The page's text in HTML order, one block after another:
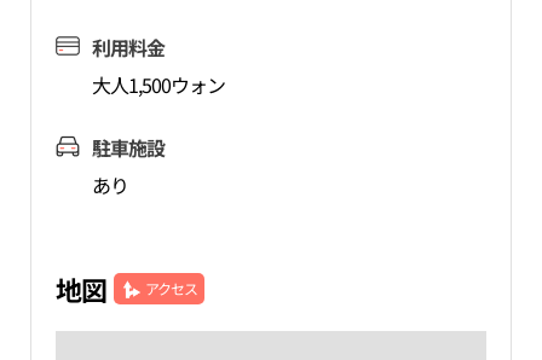
利用料金
大人1,500ウォン
駐車施設
あり
地図 アクセス